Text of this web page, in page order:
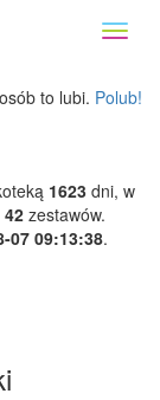
to lubi. Polub!
1623 dni, w
42 zestawów.
07 09:13:38.